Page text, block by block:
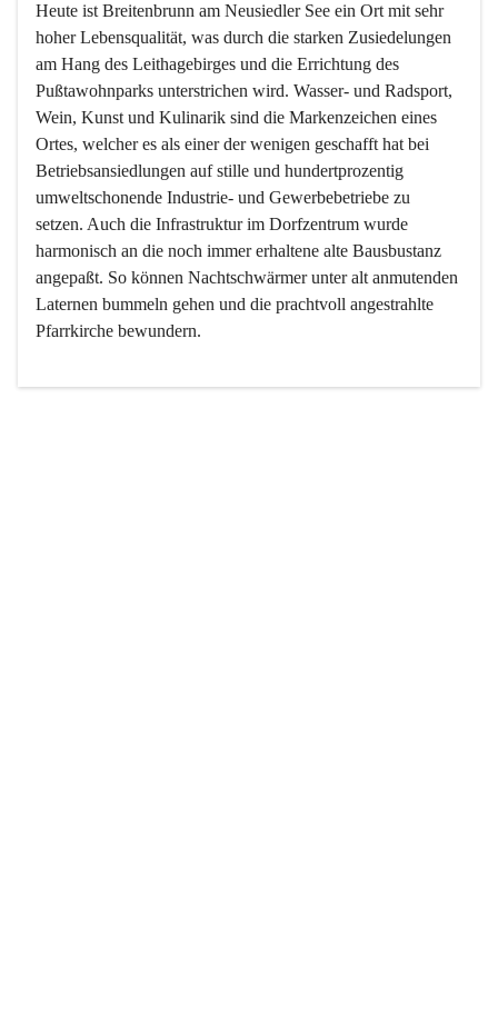
Heute ist Breitenbrunn am Neusiedler See ein Ort mit sehr
hoher Lebensqualität, was durch die starken Zusiedelungen
am Hang des Leithagebirges und die Errichtung des
Pußtawohnparks unterstrichen wird. Wasser- und Radsport,
Wein, Kunst und Kulinarik sind die Markenzeichen eines
Ortes, welcher es als einer der wenigen geschafft hat bei
Betriebsansiedlungen auf stille und hundertprozentig
umweltschonende Industrie- und Gewerbebetriebe zu
setzen. Auch die Infrastruktur im Dorfzentrum wurde
harmonisch an die noch immer erhaltene alte Bausbustanz
angepaßt. So können Nachtschwärmer unter alt anmutenden
Laternen bummeln gehen und die prachtvoll angestrahlte
Pfarrkirche bewundern.
Der Weinbau dominert heute nicht mehr, ist aber integrativer